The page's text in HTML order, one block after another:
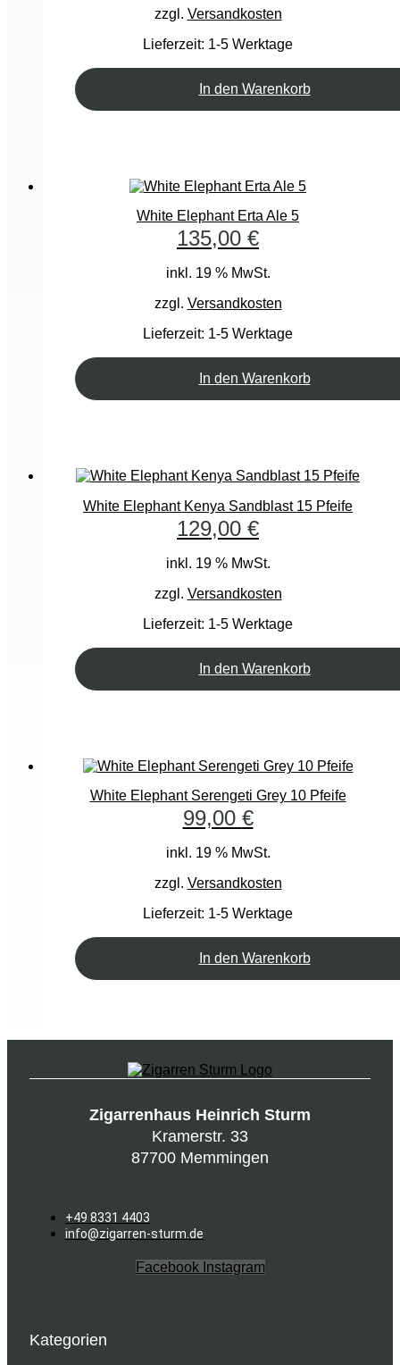
zzgl. Versandkosten
Lieferzeit: 1-5 Werktage
In den Warenkorb
White Elephant Erta Ale 5
135,00 €
inkl. 19 % MwSt.
zzgl. Versandkosten
Lieferzeit: 1-5 Werktage
In den Warenkorb
White Elephant Kenya Sandblast 15 Pfeife
129,00 €
inkl. 19 % MwSt.
zzgl. Versandkosten
Lieferzeit: 1-5 Werktage
In den Warenkorb
White Elephant Serengeti Grey 10 Pfeife
99,00 €
inkl. 19 % MwSt.
zzgl. Versandkosten
Lieferzeit: 1-5 Werktage
In den Warenkorb
Zigarrenhaus Heinrich Sturm
Kramerstr. 33
87700 Memmingen
+49 8331 4403
info@zigarren-sturm.de
Facebook Instagram
Kategorien